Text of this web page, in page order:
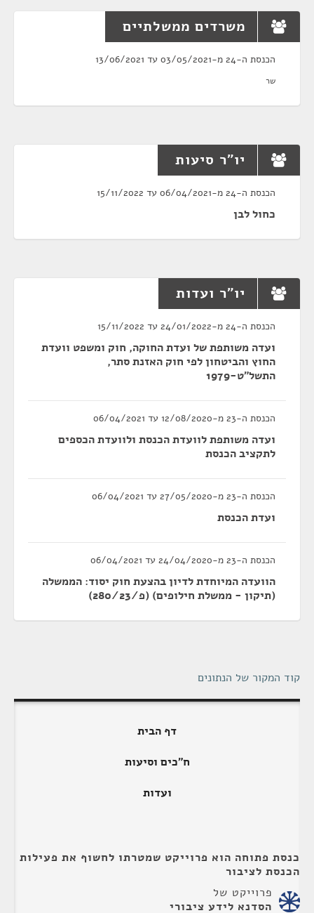
משרדים ממשלתיים
הכנסת ה-24 מ-03/05/2021 עד 13/06/2021
שר
יו"ר סיעות
הכנסת ה-24 מ-06/04/2021 עד 15/11/2022
כחול לבן
יו"ר ועדות
הכנסת ה-24 מ-24/01/2022 עד 15/11/2022
ועדה משותפת של ועדת החוקה, חוק ומשפט וועדת
החוץ והביטחון לפי חוק האזנת סתר,
התשל"ט-1979
הכנסת ה-23 מ-12/08/2020 עד 06/04/2021
ועדה משותפת לוועדת הכנסת ולוועדת הכספים
לתקציב הכנסת
הכנסת ה-23 מ-27/05/2020 עד 06/04/2021
ועדת הכנסת
הכנסת ה-23 מ-24/04/2020 עד 06/04/2021
הוועדה המיוחדת לדיון בהצעת חוק יסוד: הממשלה
(תיקון - ממשלת חילופים) (פ/280/23)
קוד המקור של הנתונים
דף הבית
ח"כים וסיעות
ועדות
כנסת פתוחה הוא פרוייקט שמטרתו לחשוף את פעילות
הכנסת לציבור
פרוייקט של
הסדנא לידע ציבורי